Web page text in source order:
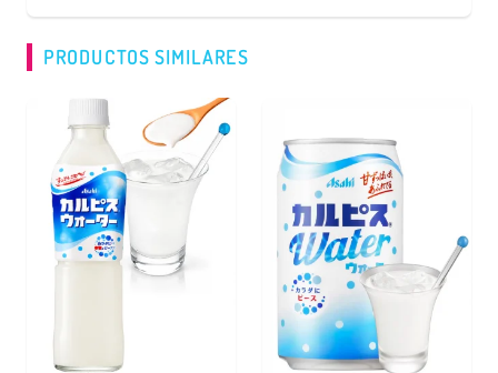
PRODUCTOS SIMILARES